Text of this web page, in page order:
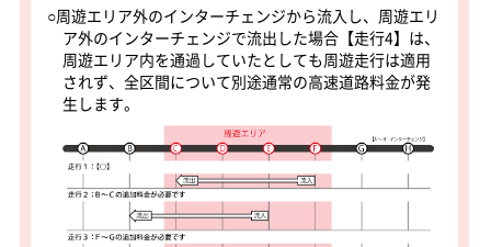
○周遊エリア外のインターチェンジから流入し、周遊エリ
ア外のインターチェンジで流出した場合【走行4】は、
周遊エリア内を通過していたとしても周遊走行は適用
されず、全区間について別途通常の高速道路料金が発
生します。